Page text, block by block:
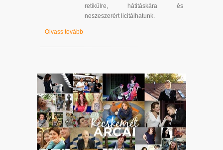
retikülre, hátitáskára és
neszeszerért licitálhatunk.
Olvass tovább